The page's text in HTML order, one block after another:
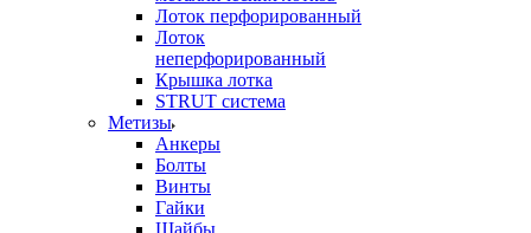
Лоток перфорированный
Лоток
неперфорированный
Крышка лотка
STRUT система
Метизы
Анкеры
Болты
Винты
Гайки
Шайбы